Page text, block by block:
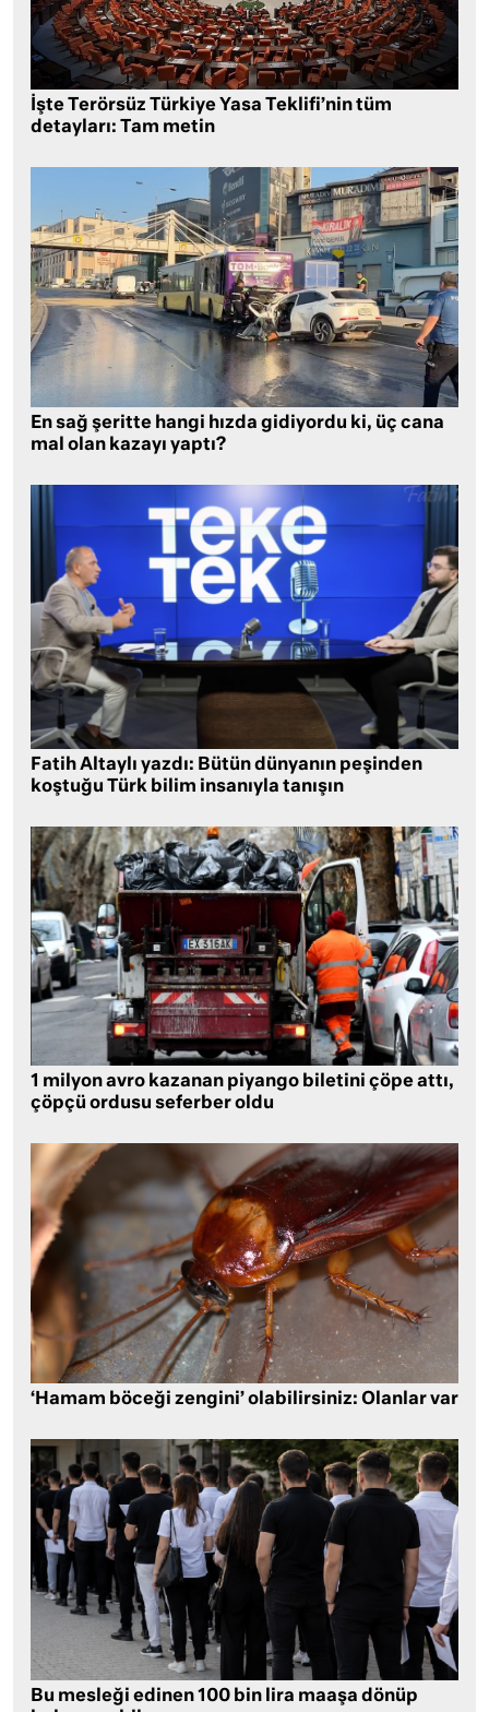
İşte Terörsüz Türkiye Yasa Teklifi’nin tüm
detayları: Tam metin
En sağ şeritte hangi hızda gidiyordu ki, üç cana
mal olan kazayı yaptı?
Fatih Altaylı yazdı: Bütün dünyanın peşinden
koştuğu Türk bilim insanıyla tanışın
1 milyon avro kazanan piyango biletini çöpe attı,
çöpçü ordusu seferber oldu
‘Hamam böceği zengini’ olabilirsiniz: Olanlar var
Bu mesleği edinen 100 bin lira maaşa dönüp